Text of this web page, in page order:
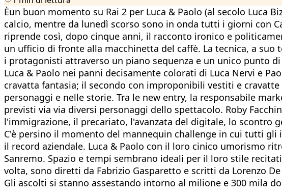
Èun buon momento su Rai 2 per Luca & Paolo (al secolo Luca
calcio, mentre da lunedì scorso sono in onda tutti i giorni con
riprende così, dopo cinque anni, il racconto ironico e
un ufficio di fronte alla macchinetta del caffè. La tecnica, a
i protagonisti attraverso un piano sequenza e un unico punto
Luca & Paolo nei panni decisamente colorati di Luca Nervi e
cravatta fantasia; il secondo con improponibili vestiti e
personaggi e nelle storie. Tra le new entry, la responsabile
previsti via via diversi personaggi dello spettacolo. Roby
l'immigrazione, il precariato, l'avanzata del digitale, lo scontro
C'è persino il momento del mannequin challenge in cui tutti
il record aziendale. Luca & Paolo con il loro cinico umorismo
Sanremo. Spazio e tempi sembrano ideali per il loro stile
volta, sono diretti da Fabrizio Gasparetto e scritti da Lorenzo
Gli ascolti si stanno assestando intorno al milione e 300 mila